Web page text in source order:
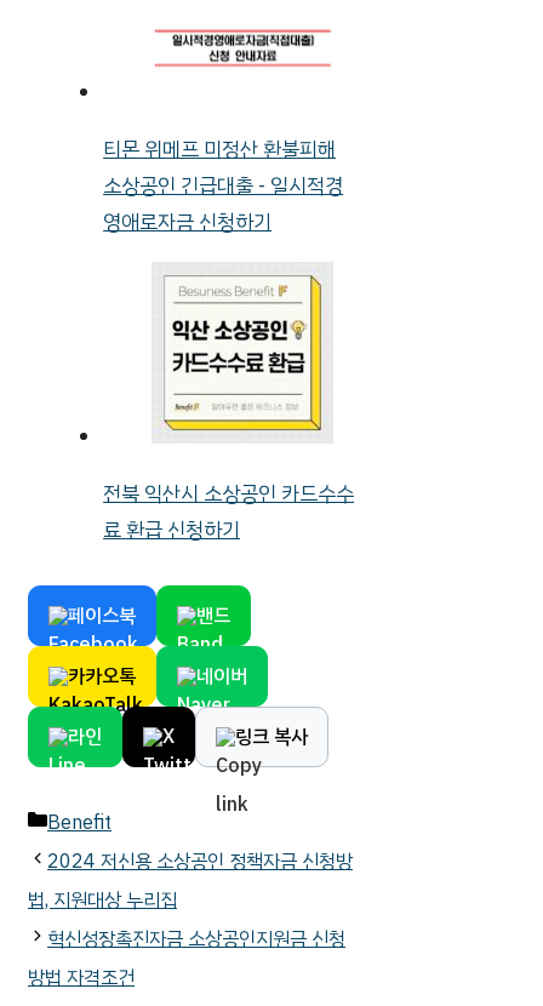
티몬 위메프 미정산 환불피해
소상공인 긴급대출 - 일시적경
영애로자금 신청하기
전북 익산시 소상공인 카드수수
료 환급 신청하기
페이스북 밴드
카카오톡 네이버
라인 X 링크 복사
카
테
고
리
Benefit
2024 저신용 소상공인 정책자금 신청방
법, 지원대상 누리집
혁신성장촉진자금 소상공인지원금 신청
방법 자격조건